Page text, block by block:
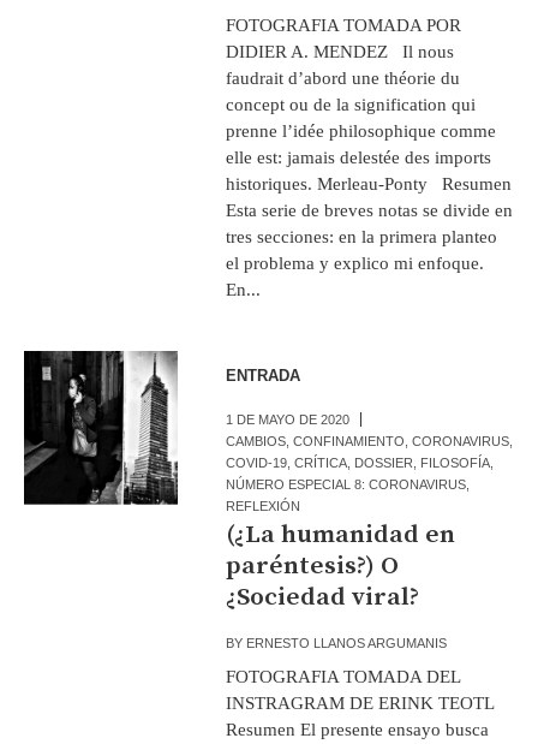
FOTOGRAFIA TOMADA POR
DIDIER A. MENDEZ Il nous
faudrait d’abord une théorie du
concept ou de la signification qui
prenne l’idée philosophique comme
elle est: jamais delestée des imports
historiques. Merleau-Ponty Resumen
Esta serie de breves notas se divide en
tres secciones: en la primera planteo
el problema y explico mi enfoque.
En...
ENTRADA
1 DE MAYO DE 2020
CAMBIOS ,CONFINAMIENTO ,CORONAVIRUS
COVID-19 ,CRÍTICA DOSSIER FILOSOFÍA
NÚMERO ESPECIAL 8: CORONAVIRUS
REFLEXIÓN
(¿La humanidad en
paréntesis?) O
¿Sociedad viral?
BY ERNESTO LLANOS ARGUMANIS
FOTOGRAFIA TOMADA DEL
INSTRAGRAM DE ERINK TEOTL
Resumen El presente ensayo busca